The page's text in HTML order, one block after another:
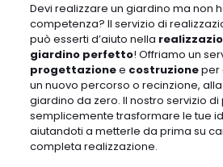
Devi realizzare un giardino ma non
competenza? Il servizio di
può esserti d’aiuto nella
giardino perfetto! Offriamo un
progettazionee costruzioneper
un nuovo percorso o recinzione,
giardino da zero. Il nostro servizio
semplicemente trasformare le tue
aiutandoti a metterle da prima su
completa realizzazione.